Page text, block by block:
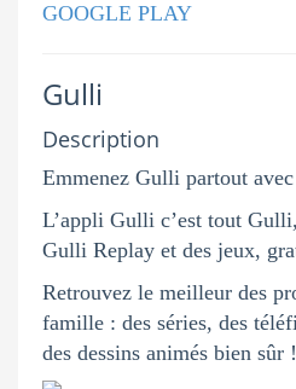
GOOGLE PLAY
Gulli
Description
Emmenez Gulli partout
L’appli Gulli c’est tout
Gulli Replay et des jeux,
Retrouvez le meilleur des
famille : des séries, des
des dessins animés bien sûr !